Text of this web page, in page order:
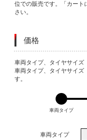
位での販売です。「カート
さい。
価格
VARIATIONS
車両タイプ、タイヤサイズ
車両タイプ、タイヤサイズ
す。
車両タイプ
車両タイプ